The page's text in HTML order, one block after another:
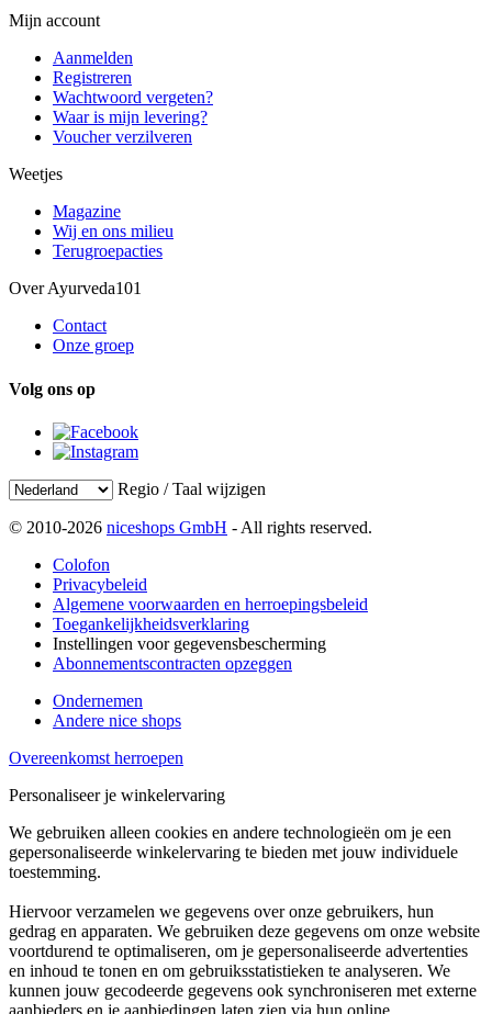
Mijn account
Aanmelden
Registreren
Wachtwoord vergeten?
Waar is mijn levering?
Voucher verzilveren
Weetjes
Magazine
Wij en ons milieu
Terugroepacties
Over Ayurveda101
Contact
Onze groep
Volg ons op
Regio / Taal wijzigen
© 2010-2026 niceshops GmbH - All rights reserved.
Colofon
Privacybeleid
Algemene voorwaarden en herroepingsbeleid
Toegankelijkheidsverklaring
Instellingen voor gegevensbescherming
Abonnementscontracten opzeggen
Ondernemen
Andere nice shops
Overeenkomst herroepen
Personaliseer je winkelervaring
We gebruiken alleen cookies en andere technologieën om je een
gepersonaliseerde winkelervaring te bieden met jouw individuele
toestemming.
Hiervoor verzamelen we gegevens over onze gebruikers, hun
gedrag en apparaten. We gebruiken deze gegevens om onze website
voortdurend te optimaliseren, om je gepersonaliseerde advertenties
en inhoud te tonen en om gebruiksstatistieken te analyseren. We
kunnen jouw gecodeerde gegevens ook synchroniseren met externe
aanbieders en je aanbiedingen laten zien via hun online